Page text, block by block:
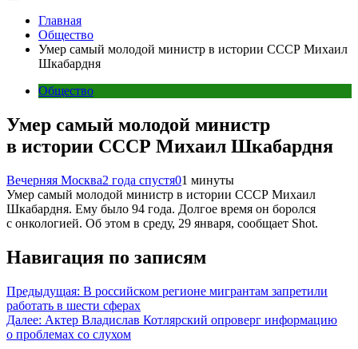
Главная
Общество
Умер самый молодой министр в истории СССР Михаил
Шкабардня
Общество
Умер самый молодой министр
в истории СССР Михаил Шкабардня
Вечерняя Москва2 года спустя01 минуты
Умер самый молодой министр в истории СССР Михаил
Шкабардня. Ему было 94 года. Долгое время он боролся
с онкологией. Об этом в среду, 29 января, сообщает Shot.
Навигация по записям
Предыдущая: В российском регионе мигрантам запретили
работать в шести сферах
Далее: Актер Владислав Котлярский опроверг информацию
о проблемах со слухом